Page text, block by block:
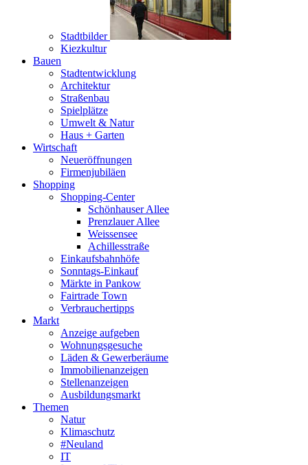
Stadtbilder
Kiezkultur
Bauen
Stadtentwicklung
Architektur
Straßenbau
Spielplätze
Umwelt & Natur
Haus + Garten
Wirtschaft
Neueröffnungen
Firmenjubiläen
Shopping
Shopping-Center
Schönhauser Allee
Prenzlauer Allee
Weissensee
Achillesstraße
Einkaufsbahnhöfe
Sonntags-Einkauf
Märkte in Pankow
Fairtrade Town
Verbrauchertipps
Markt
Anzeige aufgeben
Wohnungsgesuche
Läden & Gewerberäume
Immobilienanzeigen
Stellenanzeigen
Ausbildungsmarkt
Themen
Natur
Klimaschutz
#Neuland
IT